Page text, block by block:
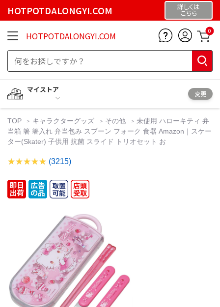
HOTPOTDALONGYI.COM 詳しくは
こちら
HOTPOTDALONGYI.COM 0
マイストア
変更
TOP キャラクターグッズ その他
未使用 ハローキティ 弁
当箱 箸 箸入れ 弁当包み スプーン フォーク 食器 Amazon｜スケー
ター(Skater) 子供用 抗菌 スライド トリオセット お
(3215)